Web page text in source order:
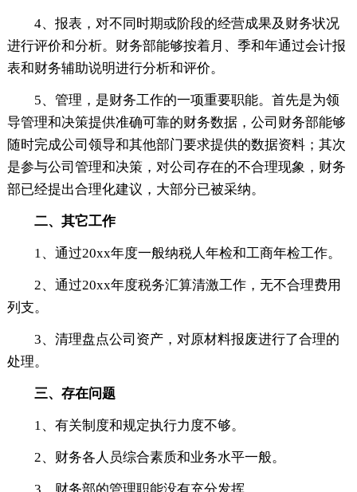
4、报表，对不同时期或阶段的经营成果及财务状况
进行评价和分析。财务部能够按着月、季和年通过会计报
表和财务辅助说明进行分析和评价。
5、管理，是财务工作的一项重要职能。首先是为领
导管理和决策提供准确可靠的财务数据，公司财务部能够
随时完成公司领导和其他部门要求提供的数据资料；其次
是参与公司管理和决策，对公司存在的不合理现象，财务
部已经提出合理化建议，大部分已被采纳。
二、其它工作
1、通过20xx年度一般纳税人年检和工商年检工作。
2、通过20xx年度税务汇算清激工作，无不合理费用
列支。
3、清理盘点公司资产，对原材料报废进行了合理的
处理。
三、存在问题
1、有关制度和规定执行力度不够。
2、财务各人员综合素质和业务水平一般。
3、财务部的管理职能没有充分发挥。